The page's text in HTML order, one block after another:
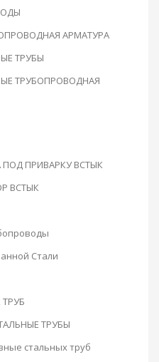
АРМАТУРА
ТРУБЫ
ТРУБОПРОВОДНАЯ
ПРИВАРКУ ВСТЫК
ВСТЫК
Стали
ТРУБЫ
стальных труб